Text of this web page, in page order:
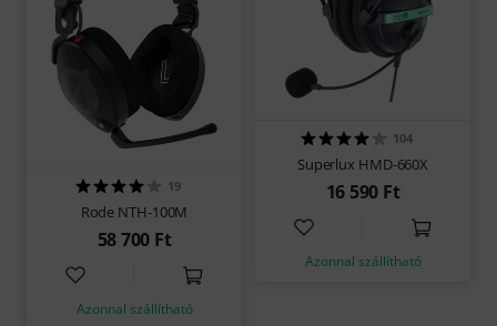
19
Rode NTH-100M
58 700 Ft
Azonnal szállítható
104
Superlux HMD-660X
16 590 Ft
Azonnal szállítható